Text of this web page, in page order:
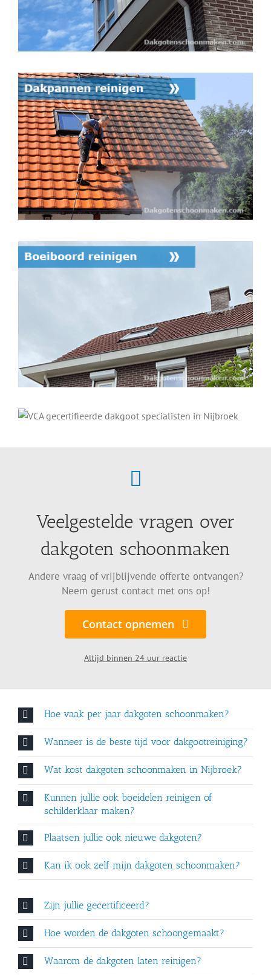
Veelgestelde vragen over
dakgoten schoonmaken
Andere vraag of vrijblijvende offerte ontvangen?
Neem gerust contact met ons op!
Contact opnemen
Altijd binnen 24 uur reactie
Hoe vaak per jaar dakgoten schoonmaken?
Wanneer is de beste tijd voor dakgootreiniging?
Wat kost dakgoten schoonmaken in Nijbroek?
Kunnen jullie ook boeidelen reinigen of
schilderklaar maken?
Plaatsen jullie ook nieuwe dakgoten?
Kan ik ook zelf mijn dakgoten schoonmaken?
Zijn jullie gecertificeerd?
Hoe worden de dakgoten schoongemaakt?
Waarom de dakgoten laten reinigen?